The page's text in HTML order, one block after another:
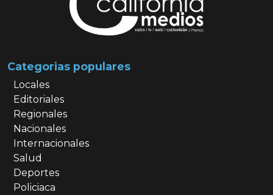
Categorias populares
Locales
Editoriales
Regionales
Nacionales
Internacionales
Salud
Deportes
Policiaca